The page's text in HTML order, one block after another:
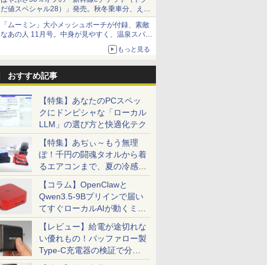
だ値スペシャル28）」発売。秋冬乗車分、えき
ねっと限定
「ムーミン」大小メッシュポーチが付録、素敵
なあの人 11月号。中身が見やすく、温泉スパに
もっと見る
おすすめ記事
【特集】あなたのPCスペッ
クにドンピシャな「ローカル
LLM」の選び方と快適化テク
【特集】あぢぃ～もう無理
ぽ！千円の闘魂タオルから着
るエアコンまで、夏の冷感グ
ッズ一挙紹介
【コラム】OpenClawと
Qwen3.5-9Bプリインで届い
てすぐローカルAIが動くミニ
PC「SER9 Pro」
【レビュー】給電が途切れな
い優れもの！バッファロー製
Type-C充電器の検証で分か
ったこと